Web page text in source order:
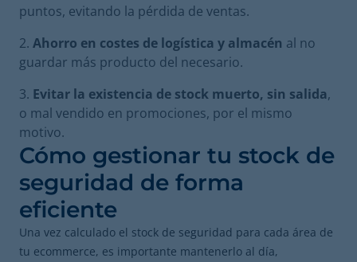
puntos, evitando la pérdida de ventas.
Ahorro en costes de logística y almacén al no
guardar más producto del necesario.
Evitar la existencia de stock muerto, sin salida,
o mal vendido en promociones, por el mismo
motivo.
Cómo gestionar tu stock de
seguridad de forma
eficiente
Una vez calculado el stock de seguridad para cada área de
tu ecommerce, es importante mantenerlo al día,